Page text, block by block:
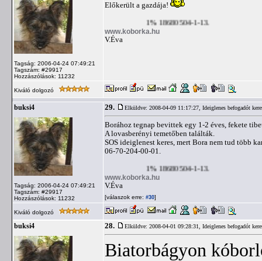
Tagság: 2006-04-24 07:49:21
Tagszám: #29917
Hozzászólások: 11232
Előkerült a gazdája!
1% 18680504-1-13.
www.koborka.hu
V.Éva
Kiváló dolgozó
buksi4
Tagság: 2006-04-24 07:49:21
Tagszám: #29917
Hozzászólások: 11232
29. Elküldve: 2008-04-09 11:17:27, Ideiglenes befogadót
Borához tegnap bevittek egy 1-2 éves, fekete
A lovasberényi temetőben találták.
SOS ideiglenest keres, mert Bora nem tud több
06-70-204-00-01.
1% 18680504-1-13.
www.koborka.hu
V.Éva
[válaszok erre: #30]
Kiváló dolgozó
buksi4 28. Elküldve: 2008-04-01 09:28:31, Ideiglenes befogadót
Biatorbágyon